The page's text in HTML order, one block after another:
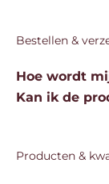
Bestellen &
Hoe wordt
Kan ik de
Producten &